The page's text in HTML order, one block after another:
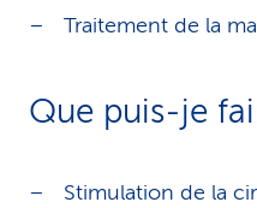
Traitement de la
Que puis-je
Stimulation de la